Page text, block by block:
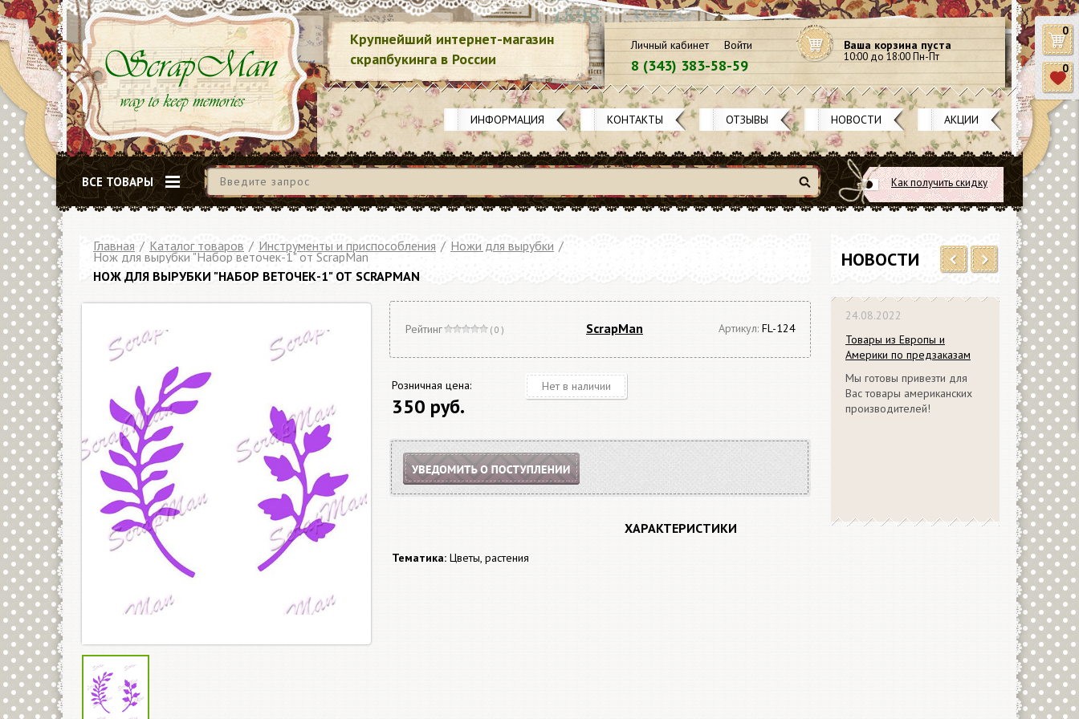
Ваша корзина пуста
10:00 до 18:00 Пн-Пт
Личный кабинет Войти
8 (343) 383-58-59
Крупнейший интернет-магазин
скрапбукинга в России
ИНФОРМАЦИЯ КОНТАКТЫ ОТЗЫВЫ НОВОСТИ АКЦИИ
Как получить скидку
Найти
ВСЕ ТОВАРЫ
НОВОСТИ
24.08.2022
Товары из Европы и
Америки по предзаказам
Мы готовы привезти для
Вас товары американских
производителей!
Главная / Каталог товаров / Инструменты и приспособления / Ножи для вырубки /
Нож для вырубки "Набор веточек-1" от ScrapMan
НОЖ ДЛЯ ВЫРУБКИ "НАБОР ВЕТОЧЕК-1" ОТ SCRAPMAN
ScrapMan
Рейтинг ( 0 ) Артикул: FL-124
Розничная цена:
350 руб.
Нет в наличии
ХАРАКТЕРИСТИКИ
Тематика: Цветы, растения
0
0